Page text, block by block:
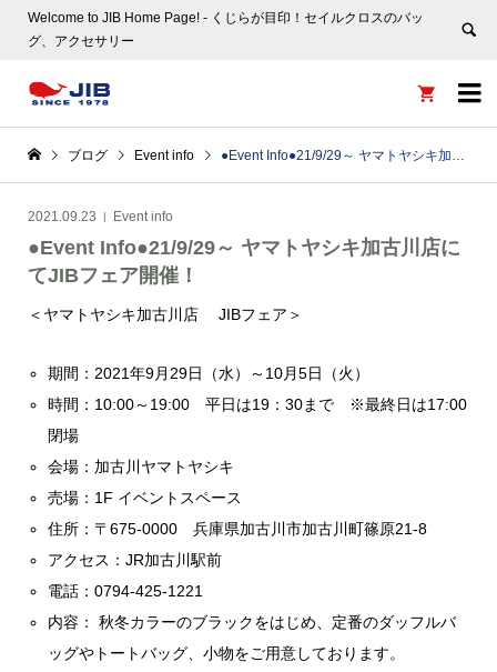
Welcome to JIB Home Page! ‐ くじらが目印！セイルクロスのバッ
グ、アクセサリー


ブログ Event info ●Event Info●21/9/29～ ヤマトヤシキ加古川店にてJIBフェア開催！
2021.09.23 Event info
●Event Info●21/9/29～ ヤマトヤシキ加古川店に
てJIBフェア開催！
＜ヤマトヤシキ加古川店 JIBフェア＞
期間：2021年9月29日（水）～10月5日（火）
時間：10:00～19:00 平日は19：30まで ※最終日は17:00
閉場
会場：加古川ヤマトヤシキ
売場：1F イベントスペース
住所：〒675-0000 兵庫県加古川市加古川町篠原21-8
アクセス：JR加古川駅前
電話：0794-425-1221
内容： 秋冬カラーのブラックをはじめ、定番のダッフルバ
ッグやトートバッグ、小物をご用意しております。